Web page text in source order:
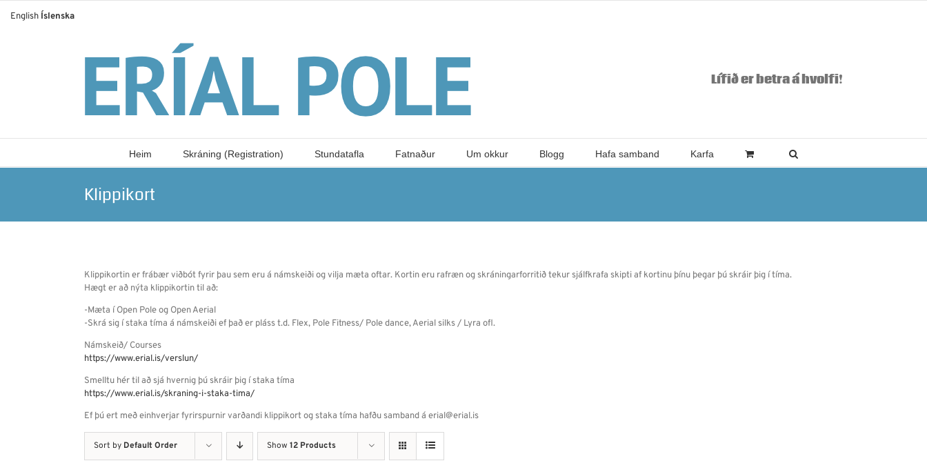
Lífið er betra á hvolfi!
Heim Skráning (Registration) Stundatafla Fatnaður Um okkur Blogg Hafa samband Karfa
Klippikort
Klippikortin er frábær viðbót fyrir þau sem eru á námskeiði og vilja mæta oftar. Kortin eru rafræn og skráningarforritið tekur sjálfkrafa skipti af kortinu þínu þegar þú skráir þig í tíma.
Hægt er að nýta klippikortin til að:
-Mæta í Open Pole og Open Aerial
-Skrá sig í staka tíma á námskeiði ef það er pláss t.d. Flex, Pole Fitness/ Pole dance, Aerial silks / Lyra ofl.
Námskeið/ Courses
https://www.erial.is/verslun/
Smelltu hér til að sjá hvernig þú skráir þig í staka tíma
https://www.erial.is/skraning-i-staka-tima/
Ef þú ert með einhverjar fyrirspurnir varðandi klippikort og staka tíma hafðu samband á erial@erial.is
Sort by Default Order Show 12 Products
English Íslenska